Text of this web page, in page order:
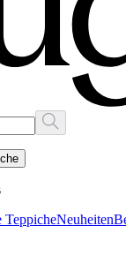
TeppicheNeuheiten